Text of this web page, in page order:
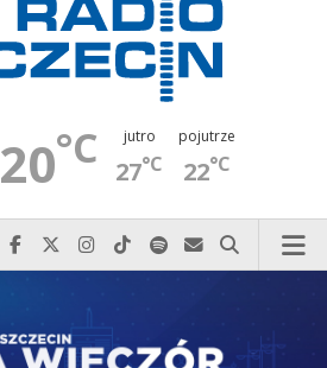
20°C jutro
27°C
pojutrze
22°C
Najlepiej po prostu do nas zadzwoń
Odwiedź nas na Facebook-u
Odwiedź nas na X
Odwiedź nas na Instagram-ie
Odwiedź nas na TikTok-u
Szukaj nas na Spotify
Wyślij do nas
Szukaj